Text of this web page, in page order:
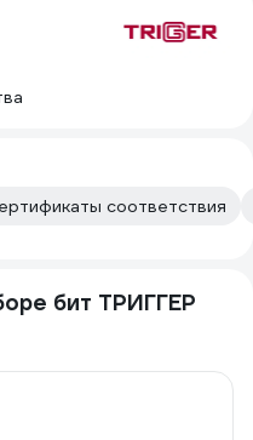
соответствия
бит ТРИГГЕР